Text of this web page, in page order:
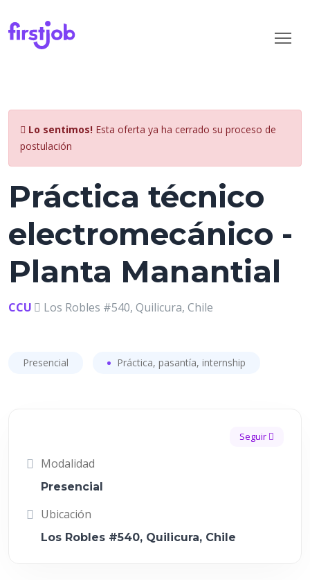
Lo sentimos! Esta oferta ya ha cerrado su proceso de
postulación
Práctica técnico
electromecánico -
Planta Manantial
CCU Los Robles #540, Quilicura, Chile
Presencial Práctica, pasantía, internship
Seguir
Modalidad
Presencial
Ubicación
Los Robles #540, Quilicura, Chile